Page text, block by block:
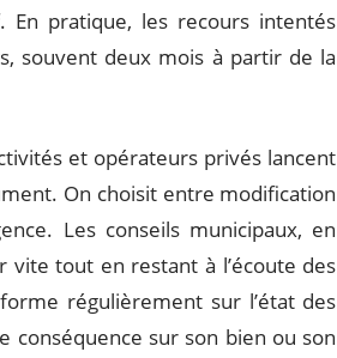
. En pratique, les recours intentés
souvent deux mois à partir de la
et opérateurs privés lancent
On choisit entre modification
Les conseils municipaux, en
tout en restant à l’écoute des
régulièrement sur l’état des
sur son bien ou son